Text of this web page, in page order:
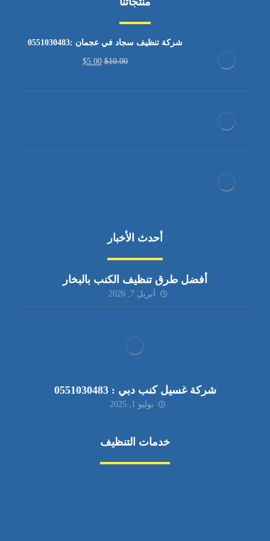
شركة تنظيف سجاد في عجمان :0551030483
$10.00
$5.00
أحدث الأخبار
أفضل طرق تنظيف الكنب بالبخار
أبريل 7, 2026
شركة غسيل كنب دبي : 0551030483
يوليو 1, 2025
خدمات التنظيف